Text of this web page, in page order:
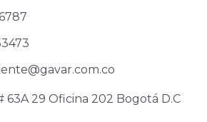
63A 29 Oficina 202 Bogotá D.C